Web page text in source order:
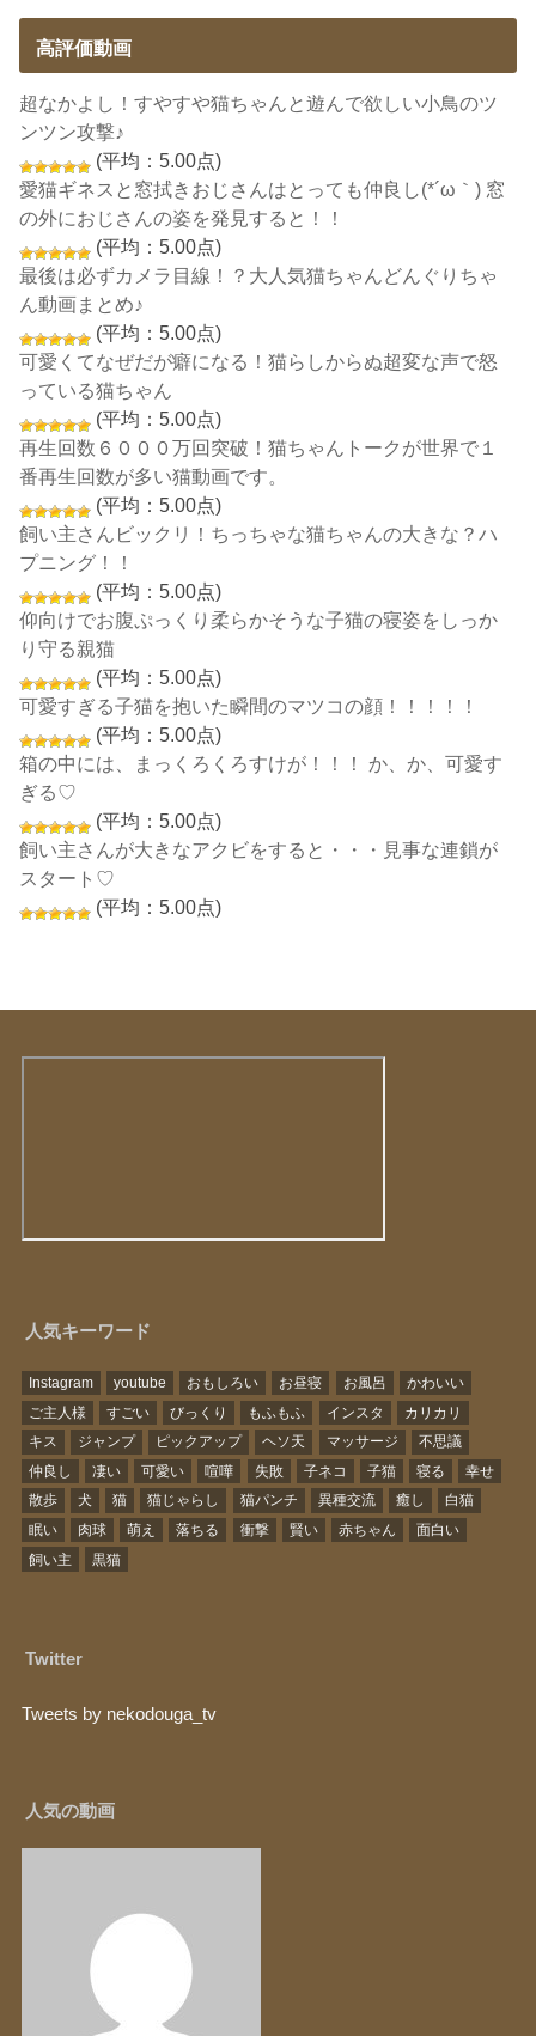
高評価動画
超なかよし！すやすや猫ちゃんと遊んで欲しい小鳥のツ
ンツン攻撃♪
(平均：5.00点)
愛猫ギネスと窓拭きおじさんはとっても仲良し(*´ω｀) 窓
の外におじさんの姿を発見すると！！
(平均：5.00点)
最後は必ずカメラ目線！？大人気猫ちゃんどんぐりちゃ
ん動画まとめ♪
(平均：5.00点)
可愛くてなぜだが癖になる！猫らしからぬ超変な声で怒
っている猫ちゃん
(平均：5.00点)
再生回数６０００万回突破！猫ちゃんトークが世界で１
番再生回数が多い猫動画です。
(平均：5.00点)
飼い主さんビックリ！ちっちゃな猫ちゃんの大きな？ハ
プニング！！
(平均：5.00点)
仰向けでお腹ぷっくり柔らかそうな子猫の寝姿をしっか
り守る親猫
(平均：5.00点)
可愛すぎる子猫を抱いた瞬間のマツコの顔！！！！！
(平均：5.00点)
箱の中には、まっくろくろすけが！！！ か、か、可愛す
ぎる♡
(平均：5.00点)
飼い主さんが大きなアクビをすると・・・見事な連鎖が
スタート♡
(平均：5.00点)
人気キーワード
Instagram youtube おもしろい お昼寝 お風呂
かわいい
ご主人様
すごい びっくり もふもふ インスタ
カリカリ
キス
ジャンプ ピックアップ ヘソ天 マッサージ
不思議
仲良し
凄い 可愛い 喧嘩 失敗 子ネコ 子猫 寝る
幸せ
散歩
犬 猫 猫じゃらし 猫パンチ 異種交流 癒し
白猫
眠い
肉球 萌え 落ちる 衝撃 賢い 赤ちゃん
面白い
飼い主
黒猫
Twitter
Tweets by nekodouga_tv
人気の動画